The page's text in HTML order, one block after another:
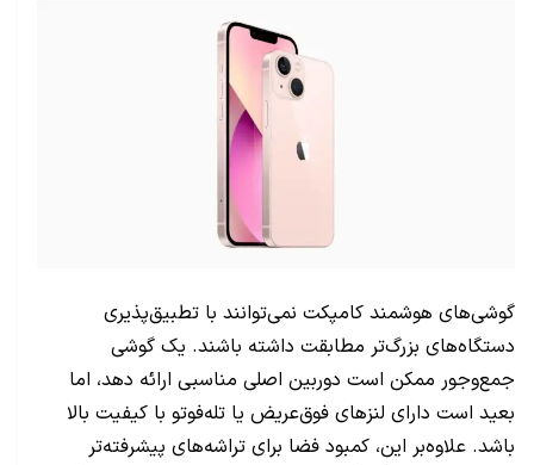
گوشی‌های هوشمند کامپکت نمی‌توانند با تطبیق‌پذیری
دستگاه‌های بزرگ‌تر مطابقت داشته باشند. یک گوشی
جمع‌وجور ممکن است دوربین اصلی مناسبی ارائه دهد، اما
بعید است دارای لنزهای فوق‌عریض یا تله‌فوتو با کیفیت بالا
باشد. علاوه‌بر این، کمبود فضا برای تراشه‌های پیشرفته‌تر